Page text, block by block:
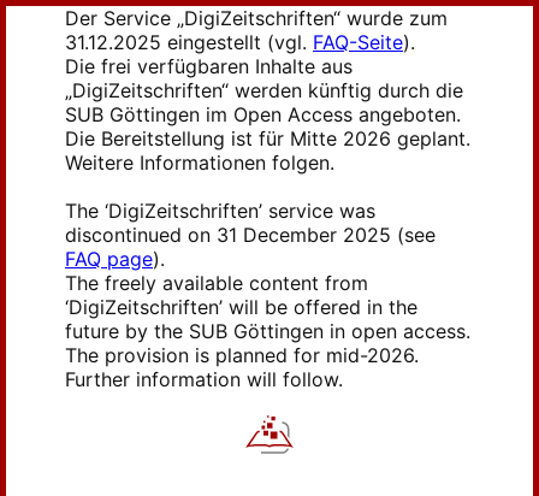
Der Service „DigiZeitschriften“ wurde zum
31.12.2025 eingestellt (vgl. FAQ-Seite).
Die frei verfügbaren Inhalte aus
„DigiZeitschriften“ werden künftig durch die
SUB Göttingen im Open Access angeboten.
Die Bereitstellung ist für Mitte 2026 geplant.
Weitere Informationen folgen.
The ‘DigiZeitschriften’ service was
discontinued on 31 December 2025 (see
FAQ page).
The freely available content from
‘DigiZeitschriften’ will be offered in the
future by the SUB Göttingen in open access.
The provision is planned for mid-2026.
Further information will follow.